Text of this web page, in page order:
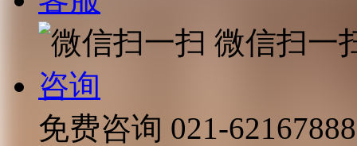
微信扫一
咨询
免费咨询 021-62167888